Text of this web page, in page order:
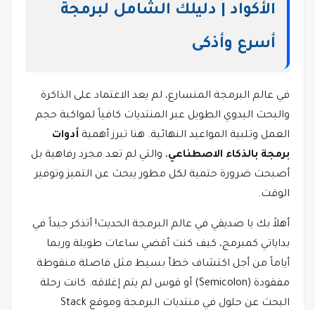
الأكواد | دليلك الشامل لبرمجة
أسرع وأذكى
في عالم البرمجة المتسارع، لم يعد الاعتماد على الذاكرة
والبحث اليدوي الطويل عبر المنتديات كافياً لمواكبة حجم
العمل وتلبية المواعيد النهائية. هنا تبرز أهمية أدوات
برمجة بالذكاء الاصطناعي، والتي لم تعد مجرد رفاهية بل
أصبحت ضرورة حتمية لكل مطور يبحث عن التميز وتوفير
الوقت.
أهلاً بك يا صديقي في عالم البرمجة الحديث! أتذكر جيداً في
بداياتي كمبرمج، كيف كنت أقضي ساعات طويلة وربما
أياماً من أجل اكتشاف خطأ بسيط مثل فاصلة منقوطة
مفقودة (Semicolon) أو قوس لم يتم إغلاقه. كانت رحلة
البحث عن حلول في منتديات البرمجة وموقع Stack